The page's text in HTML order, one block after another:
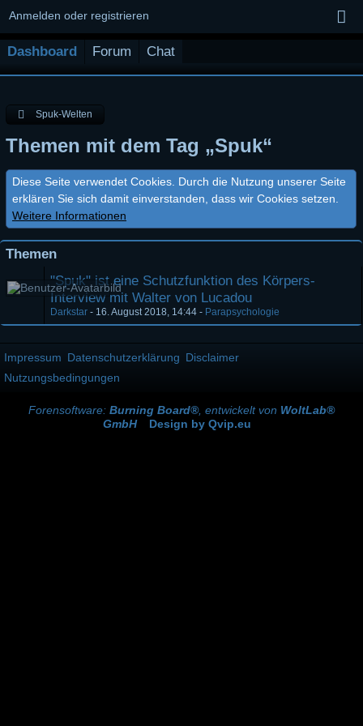
Anmelden oder registrieren
Dashboard Forum Chat
Spuk-Welten
Themen mit dem Tag „Spuk“
Diese Seite verwendet Cookies. Durch die Nutzung unserer Seite
erklären Sie sich damit einverstanden, dass wir Cookies setzen.
Weitere Informationen
Themen
"Spuk" ist eine Schutzfunktion des Körpers-
Interview mit Walter von Lucadou
Darkstar - 16. August 2018, 14:44 - Parapsychologie
Impressum Datenschutzerklärung Disclaimer
Nutzungsbedingungen
Forensoftware: Burning Board®, entwickelt von WoltLab®
GmbH